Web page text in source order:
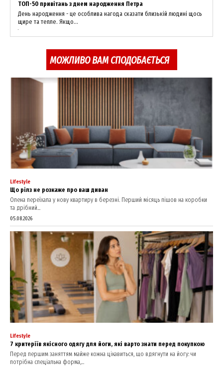
ТОП-50 привітань з днем народження Петра
День народження - це особлива нагода сказати близькій людині щось
щире та тепле. Якщо...
МОЖЛИВО ВАМ СПОДОБАЄТЬСЯ
Lifestyle
Що рілз не розкаже про ваш диван
Олена переїхала у нову квартиру в березні. Перший місяць пішов на коробки
та дрібний...
05.08.2026
Lifestyle
7 критеріїв якісного одягу для йоги, які варто знати перед покупкою
Перед першим заняттям майже кожна цікавиться, що вдягнути на йогу: чи
потрібна спеціальна форма,...